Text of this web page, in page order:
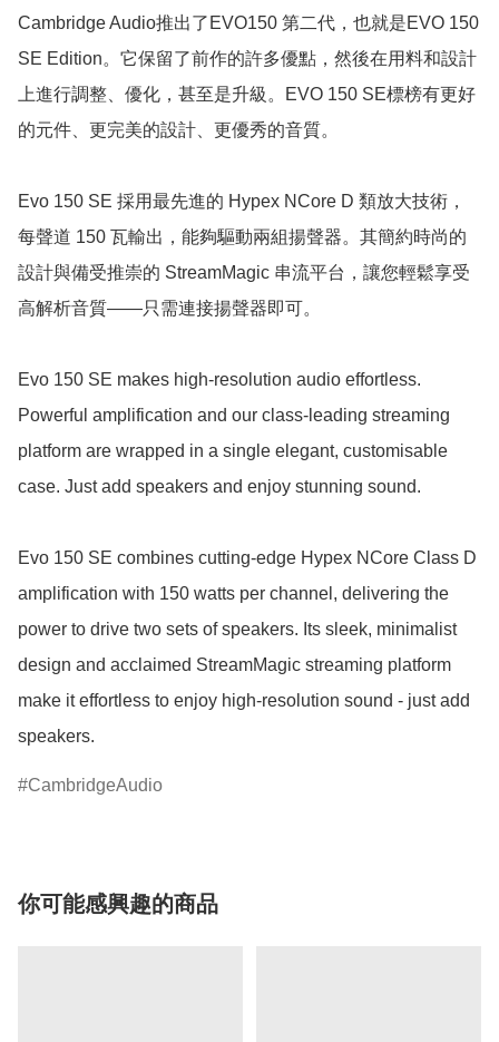
Cambridge Audio推出了EVO150 第二代，也就是EVO 150
SE Edition。它保留了前作的許多優點，然後在用料和設計
上進行調整、優化，甚至是升級。EVO 150 SE標榜有更好
的元件、更完美的設計、更優秀的音質。
Evo 150 SE 採用最先進的 Hypex NCore D 類放大技術，
每聲道 150 瓦輸出，能夠驅動兩組揚聲器。其簡約時尚的
設計與備受推崇的 StreamMagic 串流平台，讓您輕鬆享受
高解析音質——只需連接揚聲器即可。
Evo 150 SE makes high-resolution audio effortless.
Powerful amplification and our class-leading streaming
platform are wrapped in a single elegant, customisable
case. Just add speakers and enjoy stunning sound.
Evo 150 SE combines cutting-edge Hypex NCore Class D
amplification with 150 watts per channel, delivering the
power to drive two sets of speakers. Its sleek, minimalist
design and acclaimed StreamMagic streaming platform
make it effortless to enjoy high-resolution sound - just add
speakers.
CambridgeAudio
你可能感興趣的商品